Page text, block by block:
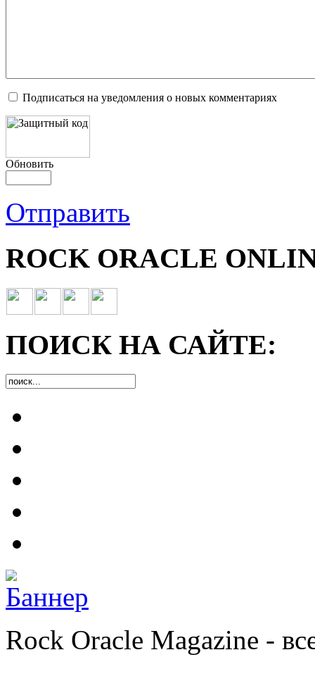
Подписаться на уведомления о новых комментариях
Обновить
Отправить
ROCK ORACLE
ПОИСК НА САЙТЕ:
Rock Oracle Magazine -